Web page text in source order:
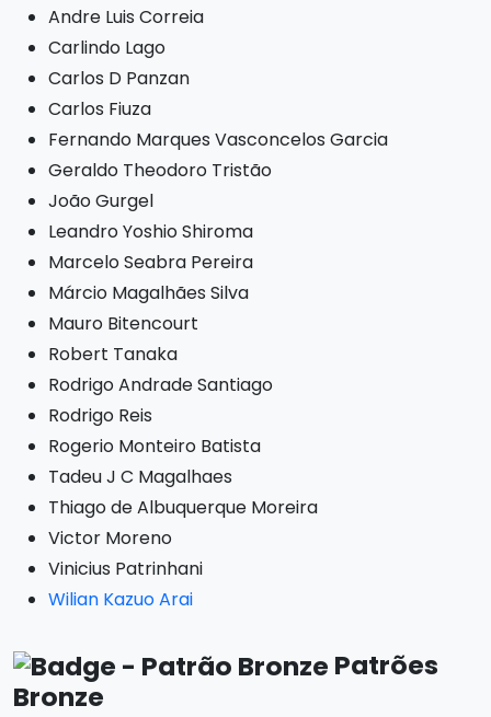
Andre Luis Correia
Carlindo Lago
Carlos D Panzan
Carlos Fiuza
Fernando Marques Vasconcelos Garcia
Geraldo Theodoro Tristão
João Gurgel
Leandro Yoshio Shiroma
Marcelo Seabra Pereira
Márcio Magalhães Silva
Mauro Bitencourt
Robert Tanaka
Rodrigo Andrade Santiago
Rodrigo Reis
Rogerio Monteiro Batista
Tadeu J C Magalhaes
Thiago de Albuquerque Moreira
Victor Moreno
Vinicius Patrinhani
Wilian Kazuo Arai
Patrões
Bronze